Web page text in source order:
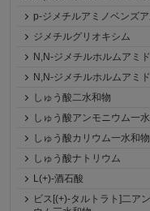
p-ジメチルアミノベンズ
ジメチルグリオキシム
N,N-ジメチルホルムアミド
N,N-ジメチルホルムアミド
しゅう酸二水和物
しゅう酸アンモニウム一
しゅう酸カリウム一水和物
しゅう酸ナトリウム
L(+)-酒石酸
ビス[(+)-タルトラト]二ア